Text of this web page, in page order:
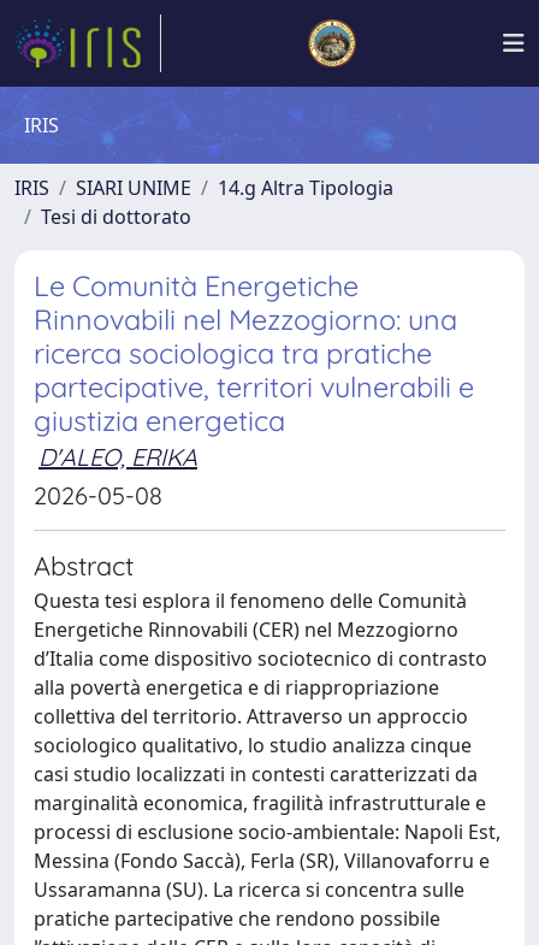
IRIS
IRIS SIARI UNIME
14.g Altra Tipologia
Tesi di dottorato
Le Comunità Energetiche
Rinnovabili nel Mezzogiorno: una
ricerca sociologica tra pratiche
partecipative, territori vulnerabili e
giustizia energetica
D'ALEO, ERIKA
2026-05-08
Abstract
Questa tesi esplora il fenomeno delle Comunità
Energetiche Rinnovabili (CER) nel Mezzogiorno
d’Italia come dispositivo sociotecnico di contrasto
alla povertà energetica e di riappropriazione
collettiva del territorio. Attraverso un approccio
sociologico qualitativo, lo studio analizza cinque
casi studio localizzati in contesti caratterizzati da
marginalità economica, fragilità infrastrutturale e
processi di esclusione socio-ambientale: Napoli Est,
Messina (Fondo Saccà), Ferla (SR), Villanovaforru e
Ussaramanna (SU). La ricerca si concentra sulle
pratiche partecipative che rendono possibile